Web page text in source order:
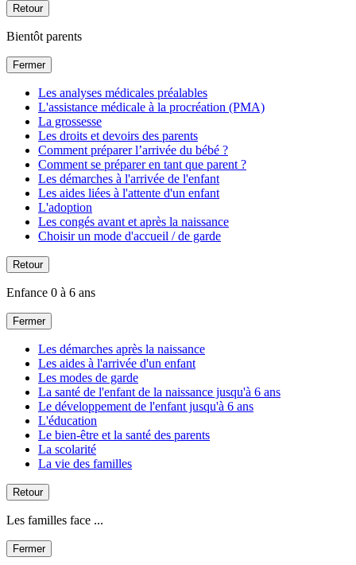
Retour
Bientôt parents
Fermer
Les analyses médicales préalables
L'assistance médicale à la procréation (PMA)
La grossesse
Les droits et devoirs des parents
Comment préparer l’arrivée du bébé ?
Comment se préparer en tant que parent ?
Les démarches à l'arrivée de l'enfant
Les aides liées à l'attente d'un enfant
L'adoption
Les congés avant et après la naissance
Choisir un mode d'accueil / de garde
Retour
Enfance 0 à 6 ans
Fermer
Les démarches après la naissance
Les aides à l'arrivée d'un enfant
Les modes de garde
La santé de l'enfant de la naissance jusqu'à 6 ans
Le développement de l'enfant jusqu'à 6 ans
L'éducation
Le bien-être et la santé des parents
La scolarité
La vie des familles
Retour
Les familles face ...
Fermer